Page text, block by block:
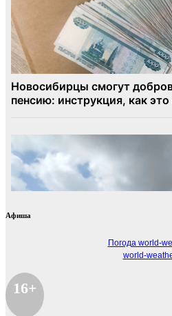
Афиша
Погода world-
world-
16+